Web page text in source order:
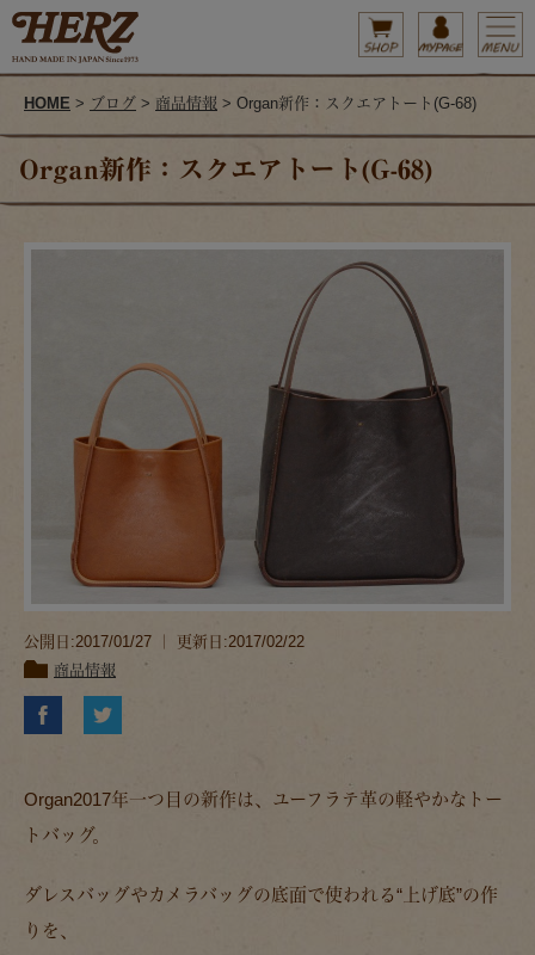
HOME > ブログ > 商品情報 > Organ新作：スクエアトート(G-68)
Organ新作：スクエアトート(G-68)
公開日:2017/01/27 ｜ 更新日:2017/02/22
商品情報
Organ2017年一つ目の新作は、ユーフラテ革の軽やかなトー
トバッグ。
ダレスバッグやカメラバッグの底面で使われる“上げ底”の作
りを、